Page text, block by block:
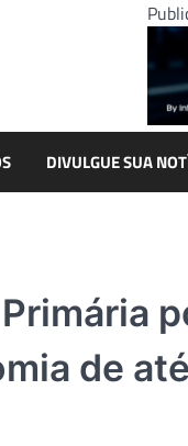
DIVULGUE SUA
de